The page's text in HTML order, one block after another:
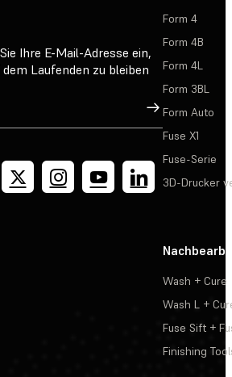
Ihre E-Mail-Adresse ein,
Laufenden zu bleiben
Registrieren
Form 4
Form 4B
Form 4L
Form 3BL
Form Auto
Fuse X1
Fuse-Serie
3D-Drucker
Wash + Cure
Wash L +
Fuse Sift +
Finishing